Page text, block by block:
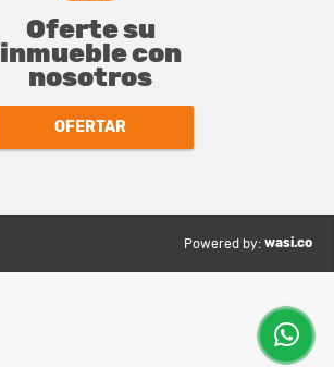
Oferte su
inmueble con
nosotros
OFERTAR
Powered by: wasi.co